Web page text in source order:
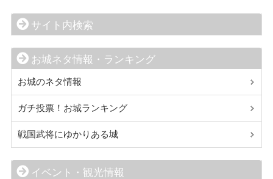
サイト内検索
お城ネタ情報・ランキング
お城のネタ情報
ガチ投票！お城ランキング
戦国武将にゆかりある城
イベント・観光情報